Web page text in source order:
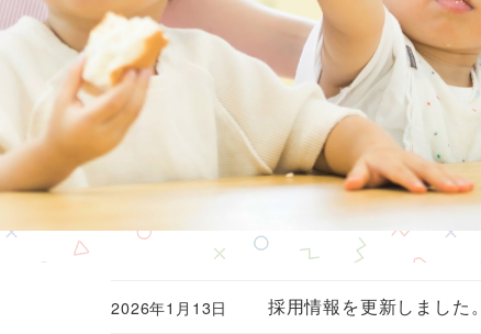
採用情報を更新しました。
2026年1月13日